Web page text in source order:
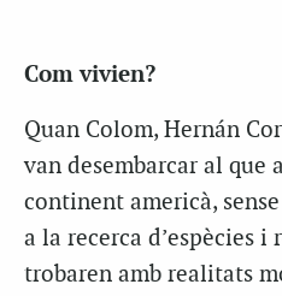
Com vivien?
Quan Colom, Hernán
van desembarcar al que
continent americà,
a la recerca d’espècies i
trobaren amb realitats